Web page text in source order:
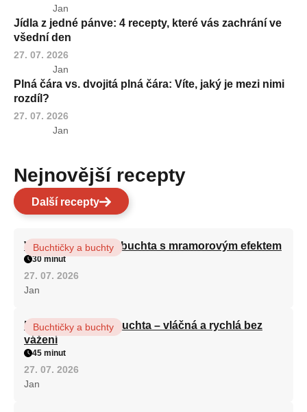
Jan
Jídla z jedné pánve: 4 recepty, které vás zachrání ve
všední den
27. 07. 2026
Jan
Plná čára vs. dvojitá plná čára: Víte, jaký je mezi nimi
rozdíl?
27. 07. 2026
Jan
Nejnovější recepty
Další recepty
Vláčná olejová litá buchta s mramorovým efektem
Buchtičky a buchty
30 minut
27. 07. 2026
Jan
Hrnková maková buchta – vláčná a rychlá bez
vážení
Buchtičky a buchty
45 minut
27. 07. 2026
Jan